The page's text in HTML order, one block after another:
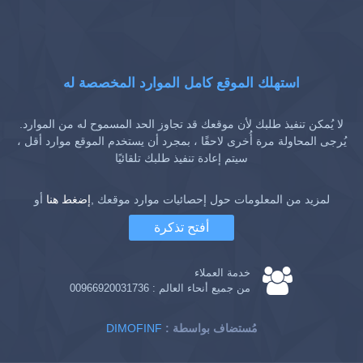
استهلك الموقع كامل الموارد المخصصة له
لا يُمكن تنفيذ طلبك لأن موقعك قد تجاوز الحد المسموح له من الموارد.
يُرجى المحاولة مرة أُخرى لاحقًا ، بمجرد أن يستخدم الموقع موارد أقل ،
سيتم إعادة تنفيذ طلبك تلقائيًا
لمزيد من المعلومات حول إحصائيات موارد موقعك ,إضغط هنا أو
أفتح تذكرة
خدمة العملاء
من جميع أنحاء العالم : 00966920031736
DIMOFINF : مُستضاف بواسطة